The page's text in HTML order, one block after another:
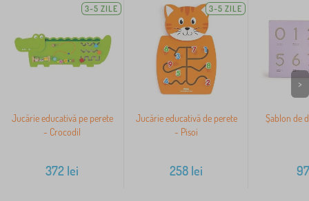
3-5 ZILE
Jucărie educativă pe perete
- Crocodil
372 lei
3-5 ZILE
Jucărie educativă de perete
- Pisoi
258 lei
Șablon de
97
>